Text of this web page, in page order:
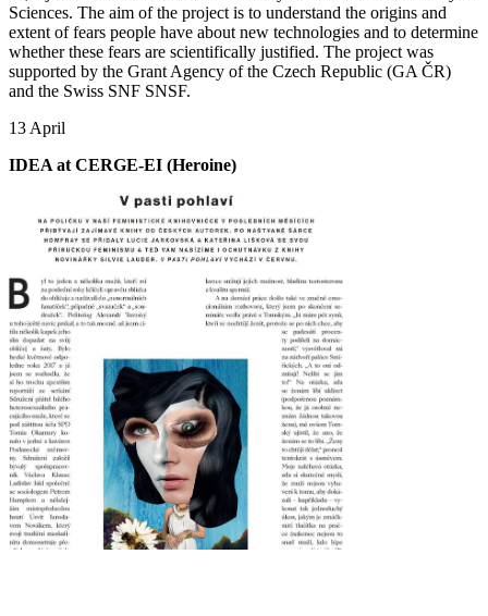
Sciences. The aim of the project is to understand the origins and
extent of fears people have about new technologies and to determine
whether these fears are scientifically justified. The project was
supported by the Grant Agency of the Czech Republic (GA ČR)
and the Swiss SNF SNSF.
13 April
IDEA at CERGE-EI (Heroine)